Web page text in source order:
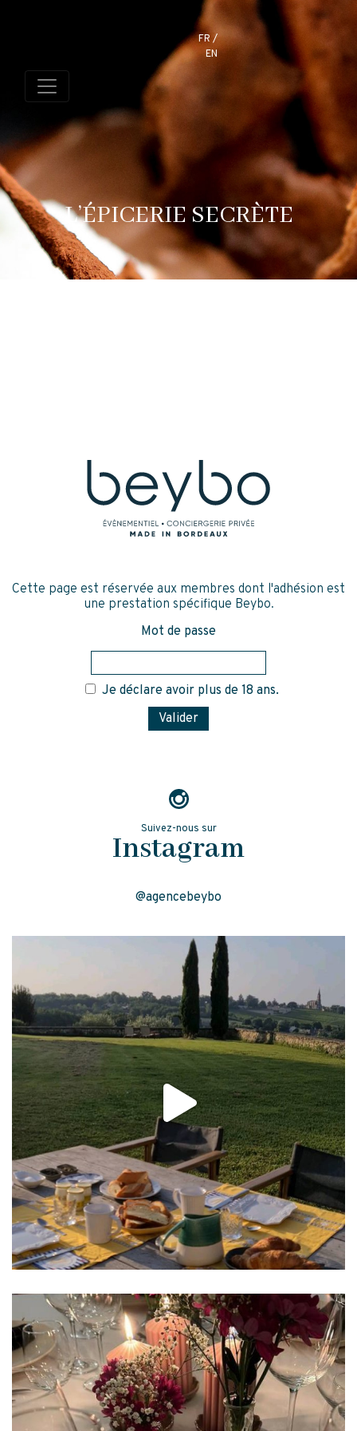
FR
EN
L’ÉPICERIE SECRÈTE
Cette page est réservée aux membres dont l'adhésion est
une prestation spécifique Beybo.
Mot de passe
Je déclare avoir plus de 18 ans.
Suivez-nous sur
Instagram
@agencebeybo